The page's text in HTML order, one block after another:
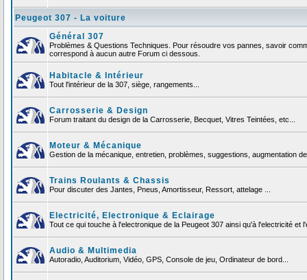
Peugeot 307 - La voiture
Général 307
Problèmes & Questions Techniques. Pour résoudre vos pannes, savoir
correspond à aucun autre Forum ci dessous.
Habitacle & Intérieur
Tout l'intérieur de la 307, siège, rangements...
Carrosserie & Design
Forum traitant du design de la Carrosserie, Becquet, Vitres Teintées, etc...
Moteur & Mécanique
Gestion de la mécanique, entretien, problèmes, suggestions, augmentation
Trains Roulants & Chassis
Pour discuter des Jantes, Pneus, Amortisseur, Ressort, attelage ...
Electricité, Electronique & Eclairage
Tout ce qui touche à l'electronique de la Peugeot 307 ainsi qu'à l'electricité et
Audio & Multimedia
Autoradio, Auditorium, Vidéo, GPS, Console de jeu, Ordinateur de bord...